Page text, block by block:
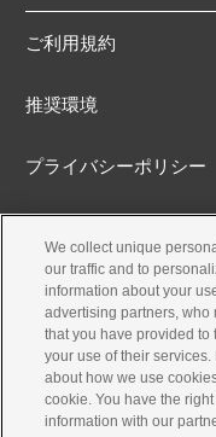
ご利用規約
推奨環境
プライバシーポリシー
アクセシビリティ方針
古物営業法に基づく表
We collect unique
our traffic and to
information about your
advertising partners, who
that you have provided to
your use of their services.
about how we use
cookie. You have the
information with our